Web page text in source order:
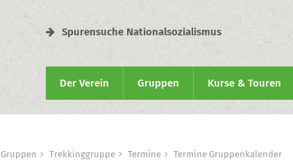
Spurensuche Nationalsozialismus
Der Verein Gruppen Kurse & Touren
Gruppen Trekkinggruppe Termine Termine Gruppenkalender